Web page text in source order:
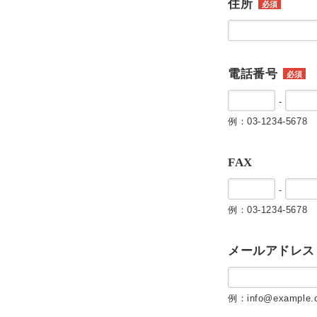
住所 必須
電話番号 必須
-
例：03-1234-5678
FAX
-
例：03-1234-5678
メールアドレス
例：